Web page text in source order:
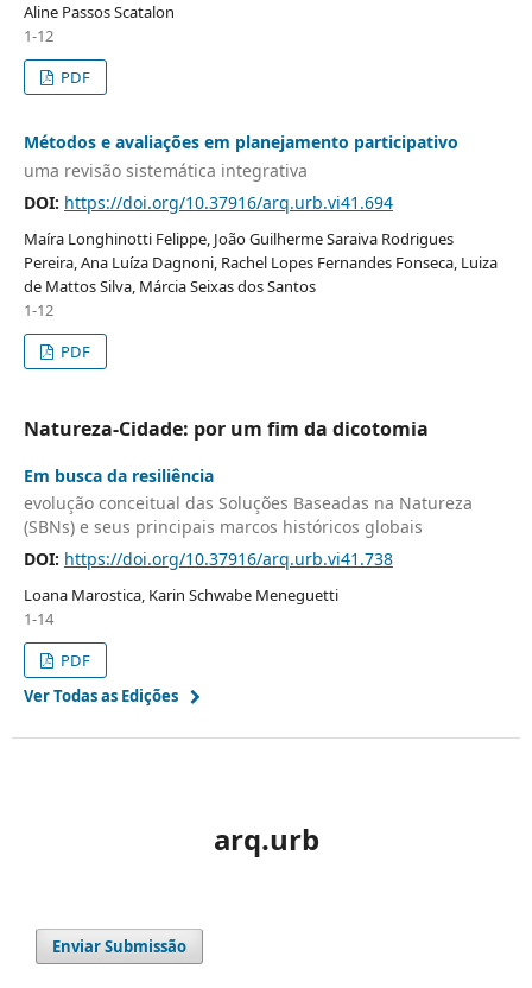
Aline Passos Scatalon
1-12
PDF
Métodos e avaliações em planejamento participativo
uma revisão sistemática integrativa
DOI: https://doi.org/10.37916/arq.urb.vi41.694
Maíra Longhinotti Felippe, João Guilherme Saraiva Rodrigues
Pereira, Ana Luíza Dagnoni, Rachel Lopes Fernandes Fonseca, Luiza
de Mattos Silva, Márcia Seixas dos Santos
1-12
PDF
Natureza-Cidade: por um fim da dicotomia
Em busca da resiliência
evolução conceitual das Soluções Baseadas na Natureza
(SBNs) e seus principais marcos históricos globais
DOI: https://doi.org/10.37916/arq.urb.vi41.738
Loana Marostica, Karin Schwabe Meneguetti
1-14
PDF
Ver Todas as Edições
arq.urb
Enviar Submissão